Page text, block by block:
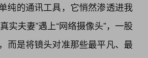
纯的通讯工具，它悄然渗透进我
实夫妻”遇上“网络摄像头”，一股
而是将镜头对准那些最平凡、最